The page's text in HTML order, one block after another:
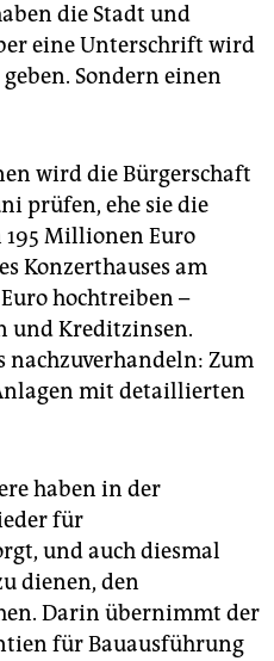
die Stadt und
eine Unterschrift wird
Sondern einen
wird die Bürgerschaft
prüfen, ehe sie die
Millionen Euro
Konzerthauses am
hochtreiben –
und Kreditzinsen.
nachzuverhandeln: Zum
mit detaillierten
haben in der
für
und auch diesmal
dienen, den
Darin übernimmt der
für Bauausführung